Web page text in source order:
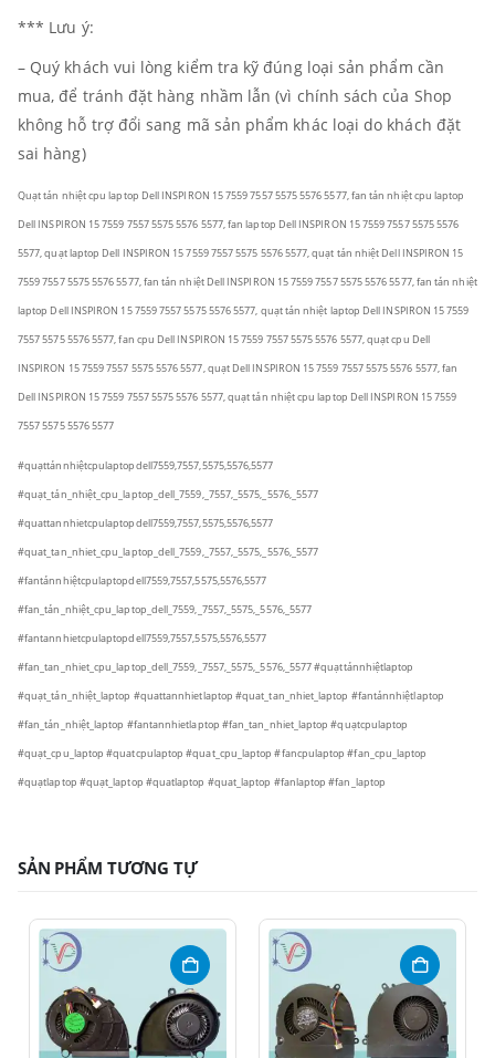
*** Lưu ý:
– Quý khách vui lòng kiểm tra kỹ đúng loại sản phẩm cần
mua, để tránh đặt hàng nhầm lẫn (vì chính sách của Shop
không hỗ trợ đổi sang mã sản phẩm khác loại do khách đặt
sai hàng)
Quạt tản nhiệt cpu laptop Dell INSPIRON 15 7559 7557 5575 5576 5577, fan tản nhiệt cpu laptop
Dell INSPIRON 15 7559 7557 5575 5576 5577, fan laptop Dell INSPIRON 15 7559 7557 5575 5576
5577, quạt laptop Dell INSPIRON 15 7559 7557 5575 5576 5577, quạt tản nhiệt Dell INSPIRON 15
7559 7557 5575 5576 5577, fan tản nhiệt Dell INSPIRON 15 7559 7557 5575 5576 5577, fan tản nhiệt
laptop Dell INSPIRON 15 7559 7557 5575 5576 5577, quạt tản nhiệt laptop Dell INSPIRON 15 7559
7557 5575 5576 5577, fan cpu Dell INSPIRON 15 7559 7557 5575 5576 5577, quạt cpu Dell
INSPIRON 15 7559 7557 5575 5576 5577, quạt Dell INSPIRON 15 7559 7557 5575 5576 5577, fan
Dell INSPIRON 15 7559 7557 5575 5576 5577, quạt tản nhiệt cpu laptop Dell INSPIRON 15 7559
7557 5575 5576 5577
#quạttảnnhiệtcpulaptopdell7559,7557,5575,5576,5577
#quạt_tản_nhiệt_cpu_laptop_dell_7559,_7557,_5575,_5576,_5577
#quattannhietcpulaptopdell7559,7557,5575,5576,5577
#quat_tan_nhiet_cpu_laptop_dell_7559,_7557,_5575,_5576,_5577
#fantảnnhiệtcpulaptopdell7559,7557,5575,5576,5577
#fan_tản_nhiệt_cpu_laptop_dell_7559,_7557,_5575,_5576,_5577
#fantannhietcpulaptopdell7559,7557,5575,5576,5577
#fan_tan_nhiet_cpu_laptop_dell_7559,_7557,_5575,_5576,_5577 #quạttảnnhiệtlaptop
#quạt_tản_nhiệt_laptop #quattannhietlaptop #quat_tan_nhiet_laptop #fantảnnhiệtlaptop
#fan_tản_nhiệt_laptop #fantannhietlaptop #fan_tan_nhiet_laptop #quạtcpulaptop
#quạt_cpu_laptop #quatcpulaptop #quat_cpu_laptop #fancpulaptop #fan_cpu_laptop
#quạtlaptop #quạt_laptop #quatlaptop #quat_laptop #fanlaptop #fan_laptop
SẢN PHẨM TƯƠNG TỰ